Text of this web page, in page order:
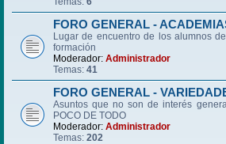
FORO GENERAL -
Lugar de encuentro de los alumnos
formación
Moderador: Administrador
Temas: 41
FORO GENERAL -
Asuntos que no son de interés
POCO DE TODO
Moderador: Administrador
Temas: 202